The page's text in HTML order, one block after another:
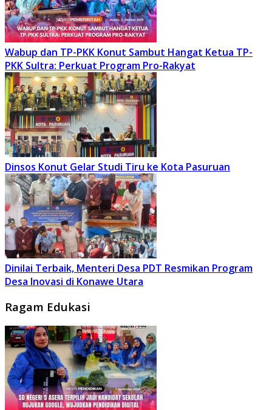
Wabup dan TP-PKK Konut Sambut Hangat Ketua TP-
PKK Sultra: Perkuat Program Pro-Rakyat
Dinsos Konut Gelar Studi Tiru ke Kota Pasuruan
Dinilai Terbaik, Menteri Desa PDT Resmikan Program
Desa Inovasi di Konawe Utara
Ragam Edukasi